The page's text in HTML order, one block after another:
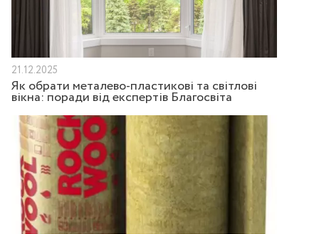
21.12.2025
Як обрати металево-пластикові та світлові
вікна: поради від експертів Благосвіта